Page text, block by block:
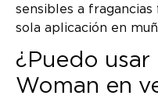
sensibles a
sola aplicación en
¿Puedo
Woman en